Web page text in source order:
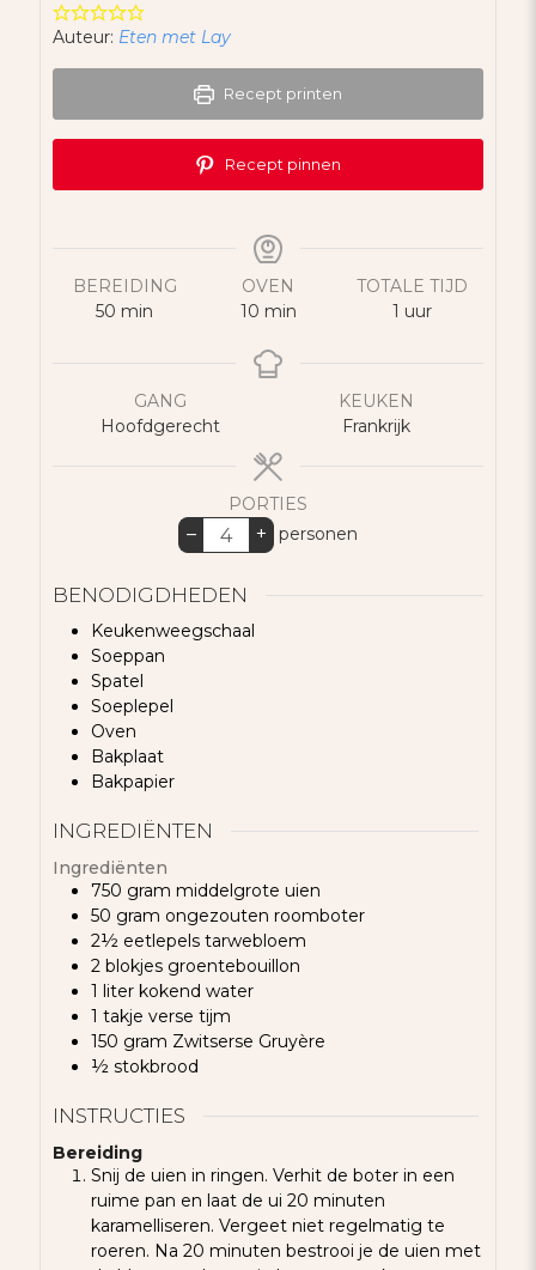
Auteur: Eten met Lay
Recept printen
Recept pinnen
BEREIDING
50 minuten
min
OVEN
10minuten
min
TOTALE TIJD
1 uur
uur
GANG
Hoofdgerecht
KEUKEN
Frankrijk
PORTIES
– + personen
BENODIGDHEDEN
Keukenweegschaal
Soeppan
Spatel
Soeplepel
Oven
Bakplaat
Bakpapier
INGREDIËNTEN
Ingrediënten
750 gram middelgrote uien
50 gram ongezouten roomboter
2½ eetlepels tarwebloem
2 blokjes groentebouillon
1 liter kokend water
1 takje verse tijm
150 gram Zwitserse Gruyère
½ stokbrood
INSTRUCTIES
Bereiding
Snij de uien in ringen. Verhit de boter in een
ruime pan en laat de ui 20 minuten
karamelliseren. Vergeet niet regelmatig te
roeren. Na 20 minuten bestrooi je de uien met